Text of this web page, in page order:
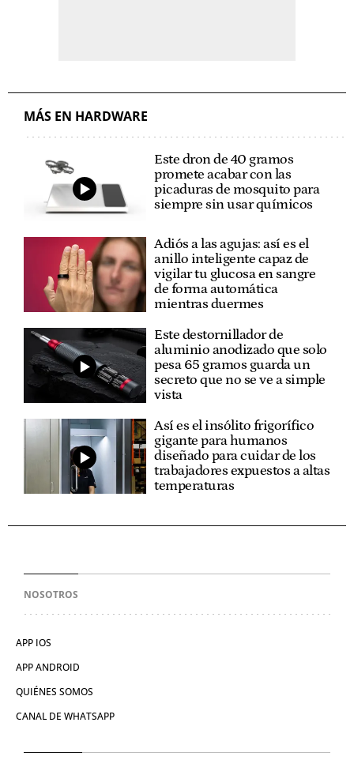
MÁS EN HARDWARE
Este dron de 40 gramos
promete acabar con las
picaduras de mosquito para
siempre sin usar químicos
Adiós a las agujas: así es el
anillo inteligente capaz de
vigilar tu glucosa en sangre
de forma automática
mientras duermes
Este destornillador de
aluminio anodizado que solo
pesa 65 gramos guarda un
secreto que no se ve a simple
vista
Así es el insólito frigorífico
gigante para humanos
diseñado para cuidar de los
trabajadores expuestos a altas
temperaturas
NOSOTROS
APP IOS
APP ANDROID
QUIÉNES SOMOS
CANAL DE WHATSAPP